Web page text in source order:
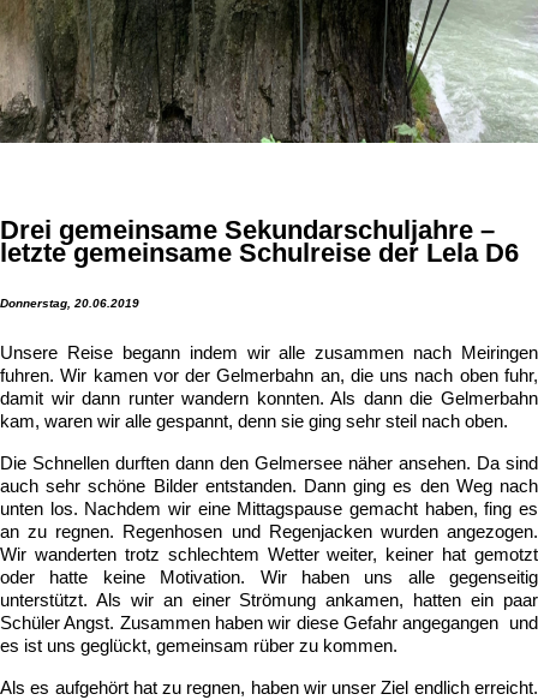
Drei gemeinsame Sekundarschuljahre –
letzte gemeinsame Schulreise der Lela D6
Donnerstag, 20.06.2019
Unsere Reise begann indem wir alle zusammen nach Meiringen
fuhren. Wir kamen vor der Gelmerbahn an, die uns nach oben fuhr,
damit wir dann runter wandern konnten. Als dann die Gelmerbahn
kam, waren wir alle gespannt, denn sie ging sehr steil nach oben.
Die Schnellen durften dann den Gelmersee näher ansehen. Da sind
auch sehr schöne Bilder entstanden. Dann ging es den Weg nach
unten los. Nachdem wir eine Mittagspause gemacht haben, fing es
an zu regnen. Regenhosen und Regenjacken wurden angezogen.
Wir wanderten trotz schlechtem Wetter weiter, keiner hat gemotzt
oder hatte keine Motivation. Wir haben uns alle gegenseitig
unterstützt. Als wir an einer Strömung ankamen, hatten ein paar
Schüler Angst. Zusammen haben wir diese Gefahr angegangen und
es ist uns geglückt, gemeinsam rüber zu kommen.
Als es aufgehört hat zu regnen, haben wir unser Ziel endlich erreicht.